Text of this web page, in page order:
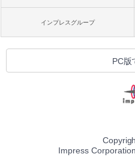
インプレスグループ
PC版
Impress